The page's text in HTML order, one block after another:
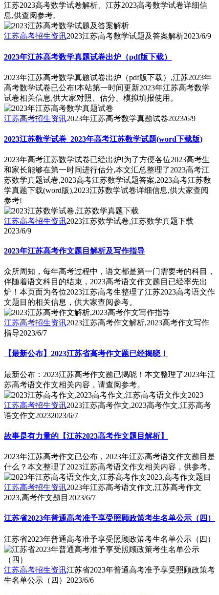
江苏2023高考数学试卷解析、江苏2023高考数学试卷详细信
息,供查阅参考。
江苏高考招生资讯2023江苏高考数学试题及答案解析2023/6/9
2023年江苏高考数学真题试卷出炉（pdf版下载）
2023年江苏高考数学真题试卷出炉（pdf版下载）,江苏2023年
高考数学试卷已公布!本站第一时间更新2023年江苏高考数学
试卷相关信息,供大家对照、估分、模拟填报使用。
江苏高考招生资讯2023年江苏高考数学真题试卷2023/6/9
2023江苏数学试卷_2023年高考江苏数学试题(word下载版)
2023年高考江苏数学试卷已经出炉!为了方便各位2023高考生
和家长能够在第一时间进行估分,本文汇总整理了2023高考江
苏数学真题试卷,2023高考江苏数学试题答案,2023高考江苏数
学真题下载(word版),2023江苏数学试卷详细信息,供大家查阅
参考!
江苏高考招生资讯2023江苏数学试卷,江苏数学真题下载
2023/6/9
2023年江苏高考作文题目解析及写作指导
众所周知，每年高考过程中，语文都是第一门需要考的科目，
伴随着语文科目的结束，2023高考语文作文题目已经率先出
炉！本页面为各位2023江苏高考生整理了江苏2023高考语文作
文题目的相关信息，供大家查阅参考。
江苏高考招生资讯2023江苏高考作文解析,2023高考作文写作
指导2023/6/7
【最新公布】2023江苏省高考作文题已经揭晓！
最新公布：2023江苏高考作文题已揭晓！本文整理了2023年江
苏高考语文作文相关内容，请查阅参考。
江苏高考招生资讯2023江苏高考作文,2023高考作文,江苏高考
语文作文20232023/6/7
故事是有力量的【江苏2023高考作文题目解析】
2023年江苏高考作文已公布，2023年江苏高考语文作文题目是
什么？本文整理了2023江苏高考语文作文相关内容，供参考。
江苏高考招生资讯2023年江苏高考语文作文,江苏高考作文
2023,高考作文题目 2023/6/7
江苏省2023年普通高考准予享受照顾政策考生名单公示（四）
江苏省2023年普通高考准予享受照顾政策考生名单公示（四）
江苏高考招生资讯江苏省2023年普通高考准予享受照顾政策考
生名单公示（四） 2023/6/6